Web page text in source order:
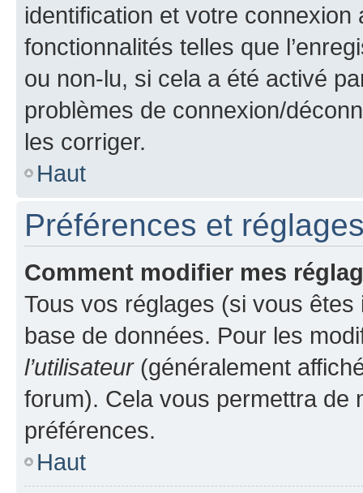
identification et votre
fonctionnalités telles que
ou non-lu, si cela a été activé
problèmes de connexion/
les corriger.
Haut
Préférences et
Comment modifier mes
Tous vos réglages (si vous
base de données. Pour les
l’utilisateur(généralement
forum). Cela vous permettra de
préférences.
Haut